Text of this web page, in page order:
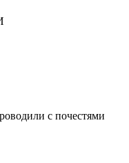
с почестями